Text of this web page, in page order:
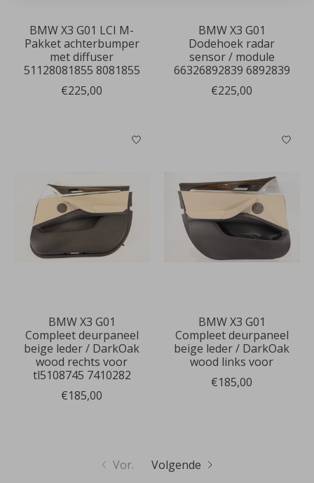
BMW X3 G01 LCI M-
Pakket achterbumper
met diffuser
51128081855 8081855
€225,00
BMW X3 G01
Dodehoek radar
sensor / module
66326892839 6892839
€225,00
BMW X3 G01
Compleet deurpaneel
beige leder / DarkOak
wood rechts voor
tl5108745 7410282
€185,00
BMW X3 G01
Compleet deurpaneel
beige leder / DarkOak
wood links voor
€185,00
Vor. Volgende